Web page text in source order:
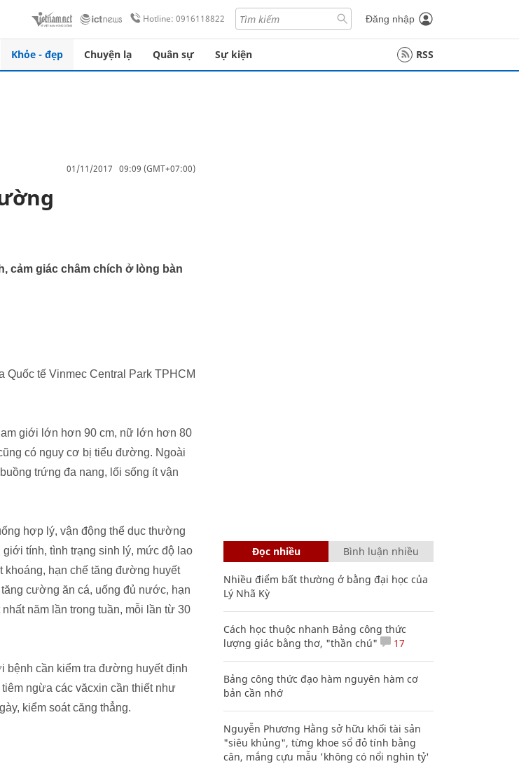
Hotline: 0916118822 Đăng nhập
Khỏe - đẹp Chuyện lạ Quân sự Sự kiện RSS
01/11/2017 09:09 (GMT+07:00)
cảm giác châm chích ở lòng bàn
tế Vinmec Central Park TPHCM
giới lớn hơn 90 cm, nữ lớn hơn 80
có nguy cơ bị tiểu đường. Ngoài
trứng đa nang, lối sống ít vận
hợp lý, vận động thể dục thường
tính, tình trạng sinh lý, mức độ lao
khoáng, hạn chế tăng đường huyết
cường ăn cá, uống đủ nước, hạn
năm lần trong tuần, mỗi lần từ 30
cần kiểm tra đường huyết định
ngừa các văcxin cần thiết như
kiểm soát căng thẳng.
Đọc nhiều Bình luận nhiều
Nhiều điểm bất thường ở bằng đại học của
Lý Nhã Kỳ
Cách học thuộc nhanh Bảng công thức
lượng giác bằng thơ, "thần chú"
17
Bảng công thức đạo hàm nguyên hàm cơ
bản cần nhớ
Nguyễn Phương Hằng sở hữu khối tài sản
"siêu khủng", từng khoe sổ đỏ tính bằng
cân, mắng cựu mẫu 'không có nổi nghìn tỷ'